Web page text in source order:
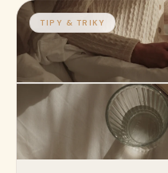
TIPY & TRIKY